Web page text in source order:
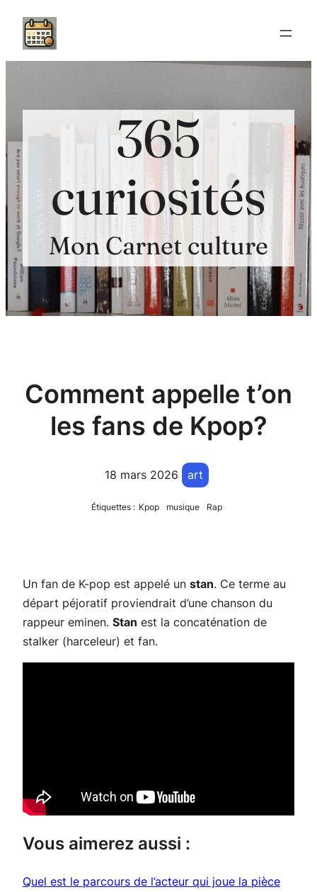
Aller
contenu
365
curiosités
Mon Carnet culture
Comment appelle t’on
les fans de Kpop?
18 mars 2026 art
Étiquettes : Kpop musique Rap
Un fan de K-pop est appelé un stan. Ce terme au
départ péjoratif proviendrait d’une chanson du
rappeur eminen. Stan est la concaténation de
stalker (harceleur) et fan.
Vous aimerez aussi :
Quel est le parcours de l’acteur qui joue la pièce